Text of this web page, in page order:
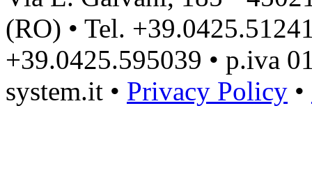
(RO) • Tel.
+39.0425.595039 • p.iva
system.it • Privacy Policy •